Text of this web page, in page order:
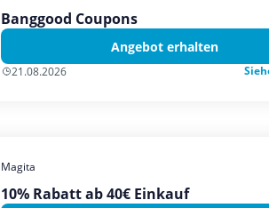
Banggood Coupons
Angebot erhalten
21.08.2026
Magita
10% Rabatt ab 40€ Einkauf